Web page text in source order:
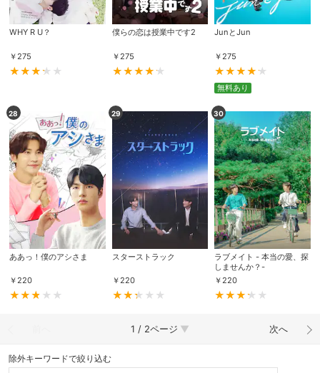
WHY R U？
￥275
僕らの恋は授業中です2
￥275
JunとJun
￥275
無料あり
28
ああっ！僕のアシさま
￥220
29
スターストラック
￥220
30
ラブメイト - 本当の愛、探
しませんか？-
￥220
1 / 2ページ 次へ
除外キーワードで絞り込む